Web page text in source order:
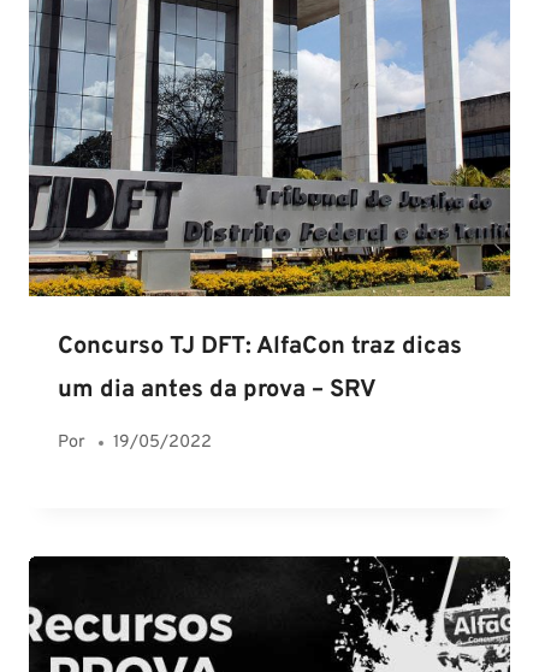
Concurso TJ DFT: AlfaCon traz dicas
um dia antes da prova – SRV
Por 19/05/2022